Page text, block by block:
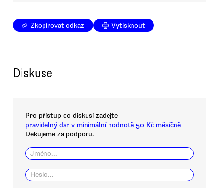
Zkopírovat odkaz Vytisknout
Diskuse
Pro přístup do diskusí zadejte
pravidelný dar v minimální hodnotě 50 Kč měsíčně
Děkujeme za podporu.